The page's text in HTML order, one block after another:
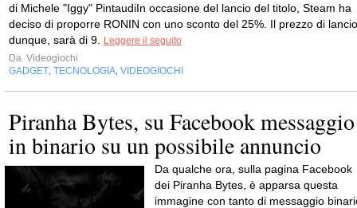
di Michele "Iggy" PintaudiIn occasione del lancio del titolo, Steam ha
deciso di proporre RONIN con uno sconto del 25%. Il prezzo di
dunque, sarà di 9.
Leggere il seguito
Da Videogiochi
GADGET TECNOLOGIA VIDEOGIOCHI
Piranha Bytes, su Facebook messaggio
in binario su un possibile annuncio
Da qualche ora, sulla pagina Facebook
dei Piranha Bytes, è apparsa questa
immagine con tanto di messaggio